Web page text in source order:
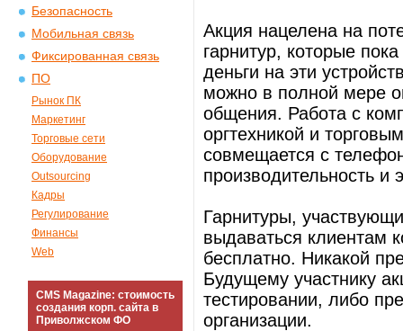
Безопасность
Мобильная связь
Фиксированная связь
ПО
Рынок ПК
Маркетинг
Торговые сети
Оборудование
Outsourcing
Кадры
Регулирование
Финансы
Web
CMS Magazine: стоимость
создания корп. сайта в
Приволжском ФО
Акция нацелена на
гарнитур, которые
деньги на эти
можно в полной мере
общения. Работа с
оргтехникой и
совмещается с
производительность
Гарнитуры,
выдаваться клиентам
бесплатно. Никакой
Будущему участнику
тестировании, либо
организации.